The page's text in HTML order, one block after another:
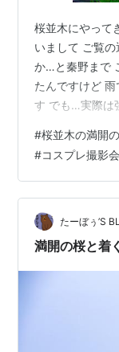
桜並木にやって
いまして ご覧
か…と秦野まで
たんですけど
す でも…実際は
たという感じな
けど 写真映えし
望んで頂きまし
なっていまして
した しかし…可
が見える着ぐる
#桜並木の満開
#コスプレ撮影会
たーぼぅ’S
満開の桜と